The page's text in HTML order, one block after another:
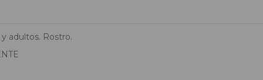
adultos. Rostro.